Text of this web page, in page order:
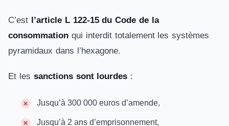
C’est l’article L 122-15 du Code de la
consommation qui interdit totalement les systèmes
pyramidaux dans l’hexagone.
Et les sanctions sont lourdes :
Jusqu’à 300 000 euros d’amende,
Jusqu’à 2 ans d’emprisonnement,